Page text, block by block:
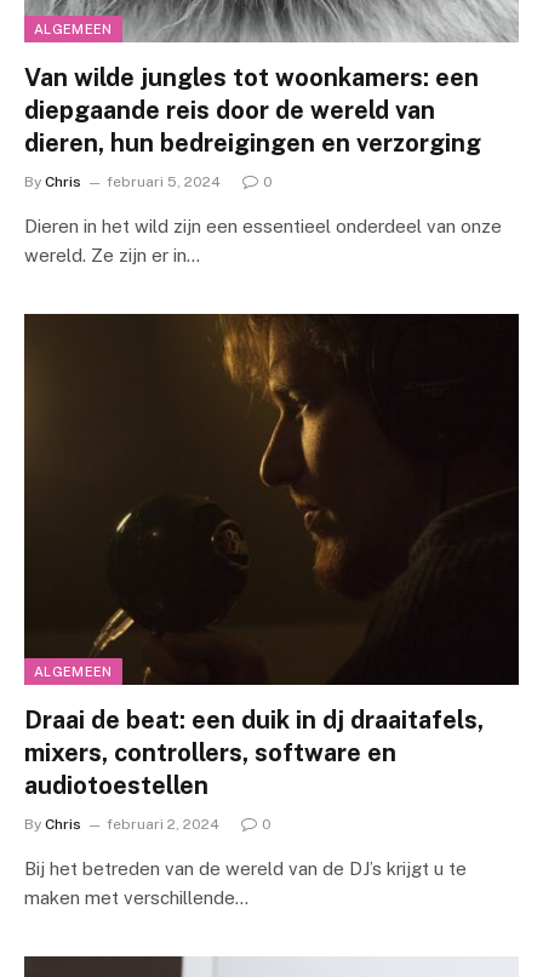
ALGEMEEN
Van wilde jungles tot woonkamers: een
diepgaande reis door de wereld van
dieren, hun bedreigingen en verzorging
By Chris februari 5, 2024 0
Dieren in het wild zijn een essentieel onderdeel van onze
wereld. Ze zijn er in…
ALGEMEEN
Draai de beat: een duik in dj draaitafels,
mixers, controllers, software en
audiotoestellen
By Chris februari 2, 2024 0
Bij het betreden van de wereld van de DJ’s krijgt u te
maken met verschillende…